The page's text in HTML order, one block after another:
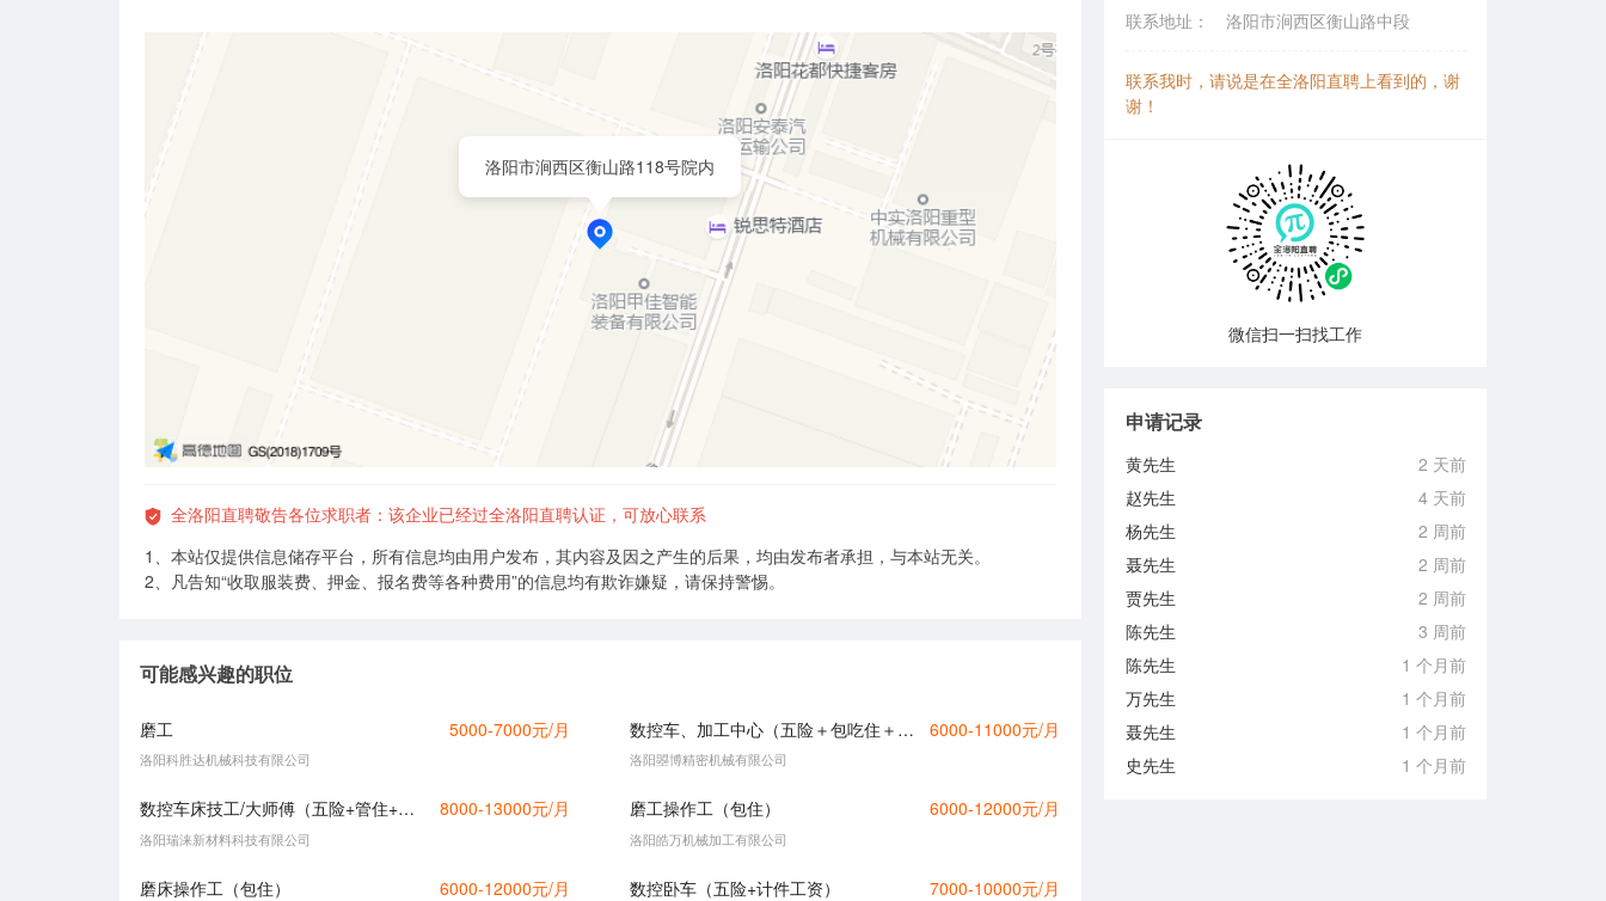
洛阳市涧西区衡山路118号院内
全洛阳直聘敬告各位求职者：该企业已经过全洛阳直聘认证，可放心联系
1、本站仅提供信息储存平台，所有信息均由用户发布，其内容及因之产生的后果，均由发布者承担，与本站无关。
2、凡告知“收取服装费、押金、报名费等各种费用”的信息均有欺诈嫌疑，请保持警惕。
可能感兴趣的职位
磨工 5000-7000元/月
洛阳科胜达机械科技有限公司
数控车、加工中心（五险＋包吃住＋节日福利） 6000-11000元/月
洛阳曌博精密机械有限公司
数控车床技工/大师傅（五险+管住+餐补）9000+ 8000-13000元/月
洛阳瑞涞新材料科技有限公司
磨工操作工（包住） 6000-12000元/月
洛阳皓万机械加工有限公司
磨床操作工（包住） 6000-12000元/月 数控卧车（五险+计件工资） 7000-10000元/月
联系地址：
洛阳市涧西区衡山路中段
联系我时，请说是在全洛阳直聘上看到的，谢
谢！
微信扫一扫找工作
申请记录
黄先生
2 天前
赵先生
4 天前
杨先生
2 周前
聂先生
2 周前
贾先生
2 周前
陈先生
3 周前
陈先生
1 个月前
万先生
1 个月前
聂先生
1 个月前
史先生
1 个月前